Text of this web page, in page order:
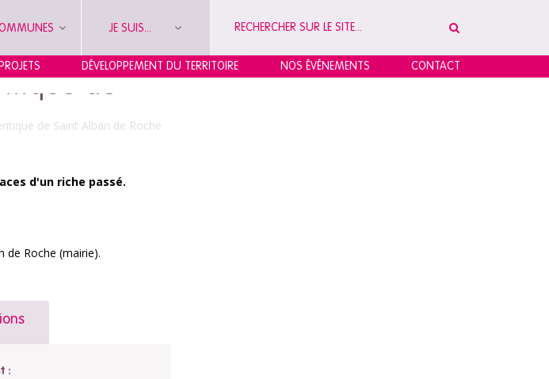
JE SUIS...
DÉVELOPPEMENT DU TERRITOIRE NOS ÉVÉNEMENTS CONTACT
de Saint Alban de Roche
de
d'un riche passé.
de Roche (mairie).
: